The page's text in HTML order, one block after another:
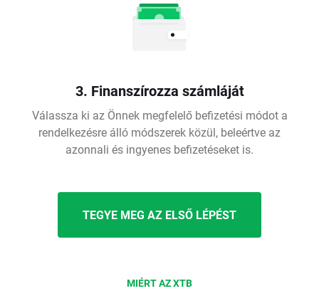
3. Finanszírozza számláját
Válassza ki az Önnek megfelelő befizetési módot a
rendelkezésre álló módszerek közül, beleértve az
azonnali és ingyenes befizetéseket is.
TEGYE MEG AZ ELSŐ LÉPÉST
MIÉRT AZ XTB